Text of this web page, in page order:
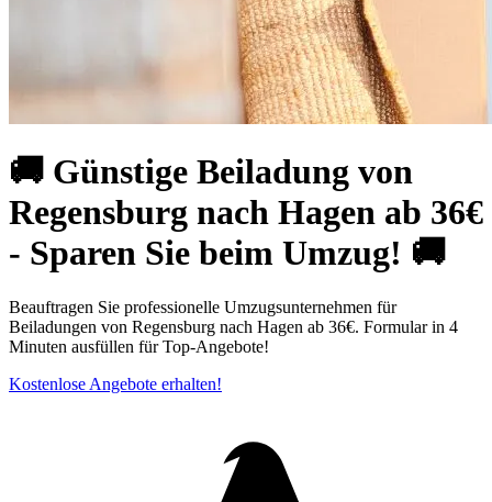
🚚 Günstige Beiladung von
Regensburg nach Hagen ab 36€
- Sparen Sie beim Umzug! 🚚
Beauftragen Sie professionelle Umzugsunternehmen für
Beiladungen von Regensburg nach Hagen ab 36€. Formular in 4
Minuten ausfüllen für Top-Angebote!
Kostenlose Angebote erhalten!